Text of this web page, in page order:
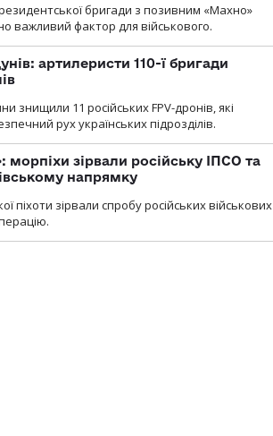
бригади з позивним «Махно»
важливий фактор для військового.
артилеристи 110-ї бригади
знищили 11 російських FPV-дронів, які
рух українських підрозділів.
зірвали російську ІПСО та
напрямку
піхоти зірвали спробу російських військових